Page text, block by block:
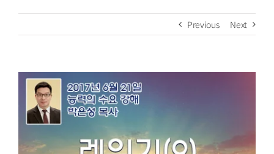
Previous Next